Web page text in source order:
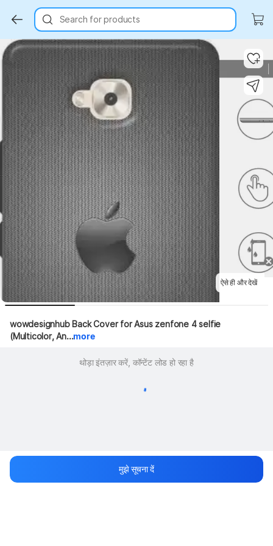
Search for products
Key Highlights
ऐसे ही और देखें
wowdesignhub Back Cover for Asus zenfone 4 selfie
(Multicolor, An...more
थोड़ा इंतज़ार करें, कॉन्टेंट लोड हो रहा है
मुझे सूचना दें